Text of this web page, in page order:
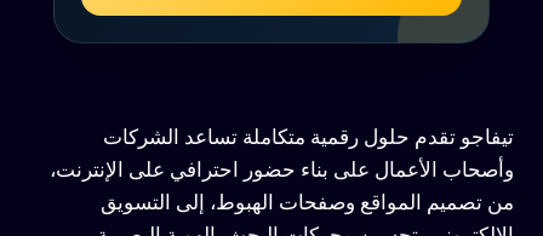
تيفاجو تقدم حلول رقمية متكاملة تساعد الشركات
وأصحاب الأعمال على بناء حضور احترافي على الإنترنت،
من تصميم المواقع وصفحات الهبوط، إلى التسويق